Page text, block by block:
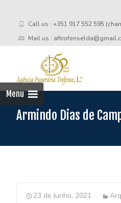
Call us : +351 917 552 595
Mail us :
Menu
Armindo Dias de
23 de Junho, 2021